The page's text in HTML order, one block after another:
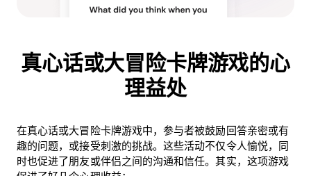
真心话或大冒险卡牌游戏的心
理益处
在真心话或大冒险卡牌游戏中，参与者被鼓励回答亲密或有
趣的问题，或接受刺激的挑战。这些活动不仅令人愉悦，同
时也促进了朋友或伴侣之间的沟通和信任。其实，这项游戏